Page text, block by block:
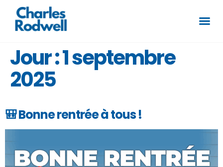
Jour :1 septembre
2025
🎒 Bonne rentrée à tous !